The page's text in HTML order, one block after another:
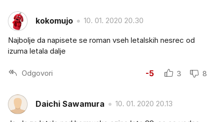
kokomujo 10. 01. 2020 20.30
Najbolje da napisete se roman vseh letalskih nesrec od
izuma letala dalje
Odgovori -5 3 8
Daichi Sawamura 10. 01. 2020 20.13